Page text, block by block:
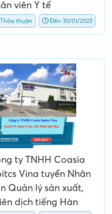
viên Y tế
Thỏa thuận Đến 30/01/2023
ty TNHH Coasia
Vina tuyển Nhân
Quản lý sản xuất,
dịch tiếng Hàn